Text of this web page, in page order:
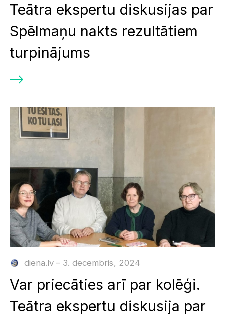
Teātra ekspertu diskusijas par
Spēlmaņu nakts rezultātiem
turpinājums
diena.lv – 3. decembris, 2024
Var priecāties arī par kolēģi.
Teātra ekspertu diskusija par